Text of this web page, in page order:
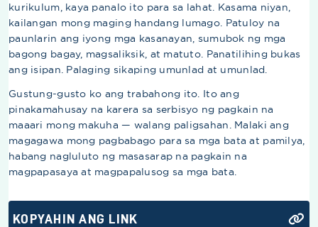
kurikulum, kaya panalo ito para sa lahat. Kasama niyan,
kailangan mong maging handang lumago. Patuloy na
paunlarin ang iyong mga kasanayan, sumubok ng mga
bagong bagay, magsaliksik, at matuto. Panatilihing bukas
ang isipan. Palaging sikaping umunlad at umunlad.
Gustung-gusto ko ang trabahong ito. Ito ang
pinakamahusay na karera sa serbisyo ng pagkain na
maaari mong makuha — walang paligsahan. Malaki ang
magagawa mong pagbabago para sa mga bata at pamilya,
habang nagluluto ng masasarap na pagkain na
magpapasaya at magpapalusog sa mga bata.
KOPYAHIN ANG LINK